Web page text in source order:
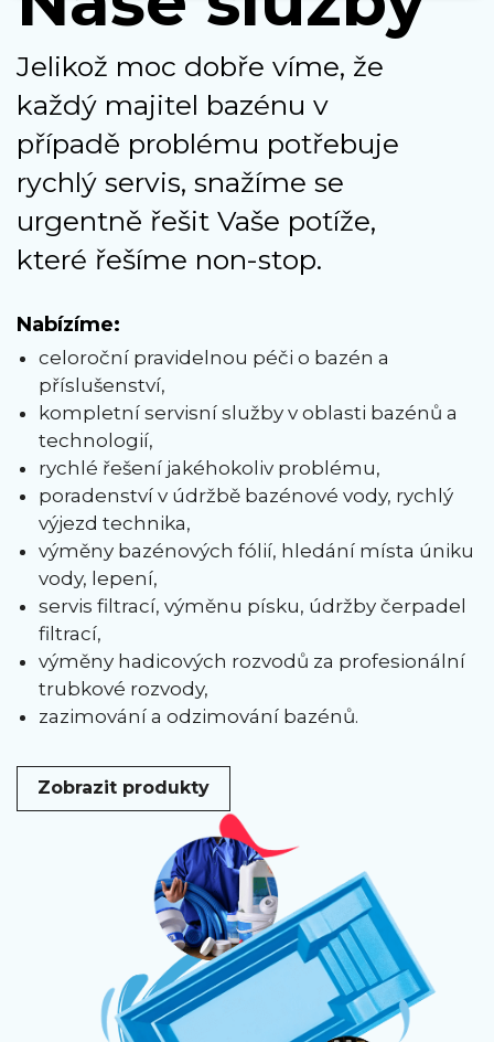
Jelikož moc dobře víme, že
každý majitel bazénu v
případě problému potřebuje
rychlý servis, snažíme se
urgentně řešit Vaše potíže,
které řešíme non-stop.
Nabízíme:
celoroční pravidelnou péči o bazén a
příslušenství,
kompletní servisní služby v oblasti bazénů a
technologií,
rychlé řešení jakéhokoliv problému,
poradenství v údržbě bazénové vody, rychlý
výjezd technika,
výměny bazénových fólií, hledání místa úniku
vody, lepení,
servis filtrací, výměnu písku, údržby čerpadel
filtrací,
výměny hadicových rozvodů za profesionální
trubkové rozvody,
zazimování a odzimování bazénů.
Zobrazit produkty